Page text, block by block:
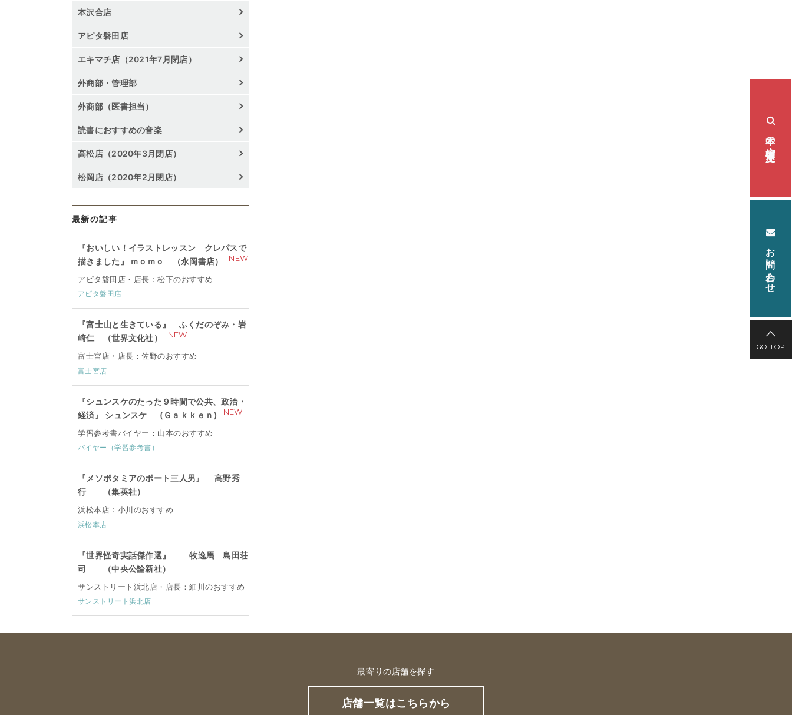
本の検索・注文
お問い合わせ
GO TOP
本沢合店
アピタ磐田店
エキマチ店（2021年7月閉店）
外商部・管理部
外商部（医書担当）
読書におすすめの音楽
高松店（2020年3月閉店）
松岡店（2020年2月閉店）
最新の記事
『おいしい！イラストレッスン クレパスで
描きました』 ｍｏｍｏ （永岡書店）
NEW
アピタ磐田店・店長：松下のおすすめ
アピタ磐田店
『富士山と生きている』 ふくだのぞみ・岩
崎仁 （世界文化社）
NEW
富士宮店・店長：佐野のおすすめ
富士宮店
『シュンスケのたった９時間で公共、政治・
経済』 シュンスケ (Ｇａｋｋｅｎ)
NEW
学習参考書バイヤー：山本のおすすめ
バイヤー（学習参考書）
『メソポタミアのボート三人男』 高野秀
行 （集英社）
浜松本店：小川のおすすめ
浜松本店
『世界怪奇実話傑作選』 牧逸馬 島田荘
司 （中央公論新社）
サンストリート浜北店・店長：細川のおすすめ
サンストリート浜北店
最寄りの店舗を探す
店舗一覧はこちらから